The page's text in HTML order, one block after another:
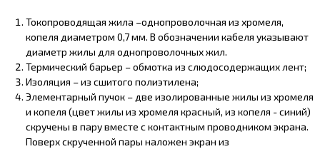
Токопроводящая жила –однопроволочная из хромеля,
копеля диаметром 0,7 мм. В обозначении кабеля указывают
диаметр жилы для однопроволочных жил.
Термический барьер – обмотка из слюдосодержащих лент;
Изоляция – из сшитого полиэтилена;
Элементарный пучок – две изолированные жилы из хромеля
и копеля (цвет жилы из хромеля красный, из копеля - синий)
скручены в пару вместе с контактным проводником экрана.
Поверх скрученной пары наложен экран из